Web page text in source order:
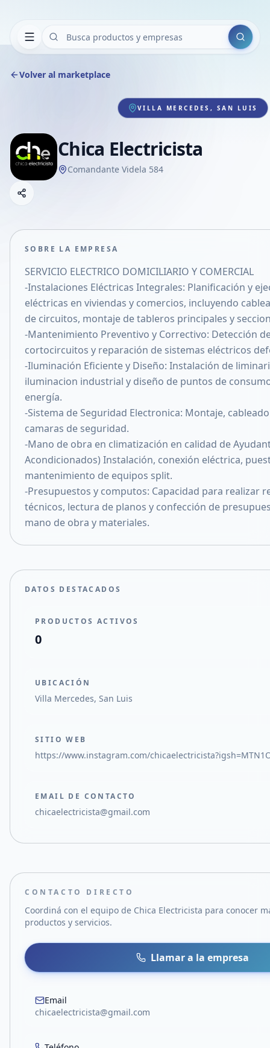
Buscar
Volver al marketplace
VILLA MERCEDES, SAN LUIS
Chica Electricista
Comandante Videla 584
Compartir empresa
Compartir en X
SOBRE LA EMPRESA
SERVICIO ELECTRICO DOMICILIARIO Y COMERCIAL
-Instalaciones Eléctricas Integrales: Planificación y
eléctricas en viviendas y comercios, incluyendo
de circuitos, montaje de tableros principales y
-Mantenimiento Preventivo y Correctivo: Detección
cortocircuitos y reparación de sistemas eléctricos
-Iluminación Eficiente y Diseño: Instalación de
iluminacion industrial y diseño de puntos de
energía.
-Sistema de Seguridad Electronica: Montaje,
camaras de seguridad.
-Mano de obra en climatización en calidad de
Acondicionados) Instalación, conexión eléctrica,
mantenimiento de equipos split.
-Presupuestos y computos: Capacidad para realizar
técnicos, lectura de planos y confección de
mano de obra y materiales.
DATOS DESTACADOS
PRODUCTOS ACTIVOS
0
UBICACIÓN
Villa Mercedes, San Luis
SITIO WEB
https://www.instagram.com/
EMAIL DE CONTACTO
chicaelectricista@gmail.com
CONTACTO DIRECTO
Coordiná con el equipo de Chica Electricista para conocer
productos y servicios.
Llamar a la empresa
Email
chicaelectricista@gmail.com